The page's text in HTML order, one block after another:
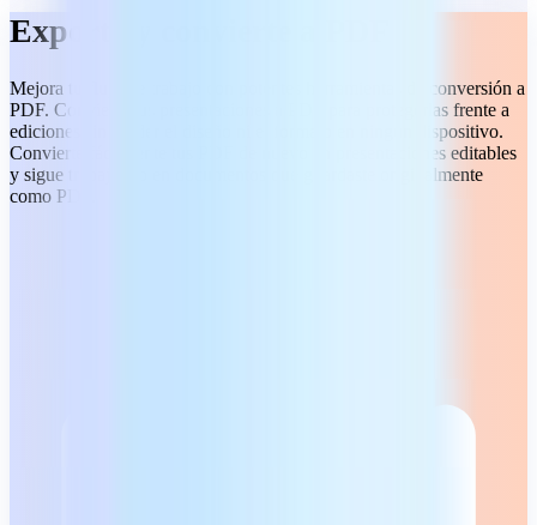
Exporta y convierte a PDF
Mejora tu flujo de trabajo con potentes herramientas de conversión a
PDF. Convierte tus presentaciones a PDF para protegerlas frente a
ediciones sin perder el diseño ni el formato en ningún dispositivo.
Convierte fácilmente tus PDF de nuevo en presentaciones editables
y sigue trabajando en documentos que guardaste originalmente
como PDF.